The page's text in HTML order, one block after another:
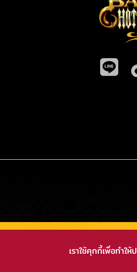
Add
เราใช้คุกกี้เพื่อทำ